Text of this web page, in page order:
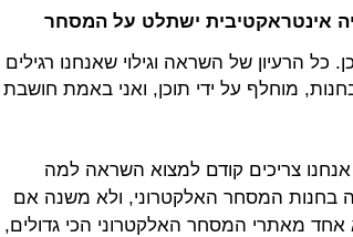
אינטראקטיבית ישתלט על המסחר
כל הרעיון של השראה וגילוי שאנחנו רגילים
מוחלף על ידי תוכן, ואני באמת חושבת
צריכים קודם למצוא השראה למה
בחנות המסחר האלקטרוני, ולא משנה אם
אחד מאתרי המסחר האלקטרוני הכי גדולים,